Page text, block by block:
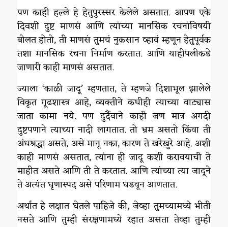
पण काही हल्ले हे हेतुपुरस्सर केलेले असतात. आपण एके
दिवशी दुष्ट माणसं आणि त्यांच्या मानसिक रचनांविषयी
बोलत होतो, ती माणसं तुमचं नुकसान व्हावं म्हणून हेतुपूर्वक
तशा मानसिक रचना निर्माण करतात. आणि याहीपलीकडे
जाणारी काही माणसं असतात.
ज्याला ‘काळी जादू’ म्हणतात, ते म्हणजे दिशाभूल झालेले
विकृत गूढशास्त्र आहे, व्यक्तीने कधीही त्याच्या वाट्यास
जाता कामा नये. पण दुर्दैवाने काही जण मात्र अगदी
दुष्टपणाने त्याच्या नादी लागतात. तो भ्रम असतो किंवा ती
अंधश्रद्धा असते, असे मानू नका, कारण ते खरेखुरे आहे. अशी
काही माणसं असतात, त्यांना ही जादू कशी करावयाची ते
माहीत असते आणि ती ते करतात. आणि त्यांच्या त्या जादूने
ते अत्यंत घृणास्पद असे परिणाम घडवून आणतात.
अर्थात हे लक्षात घेतले पाहिजे की, जेव्हा तुमच्यामध्ये भीती
नसते आणि तुम्ही संरक्षणामध्ये रहात असता तेव्हा तुम्ही